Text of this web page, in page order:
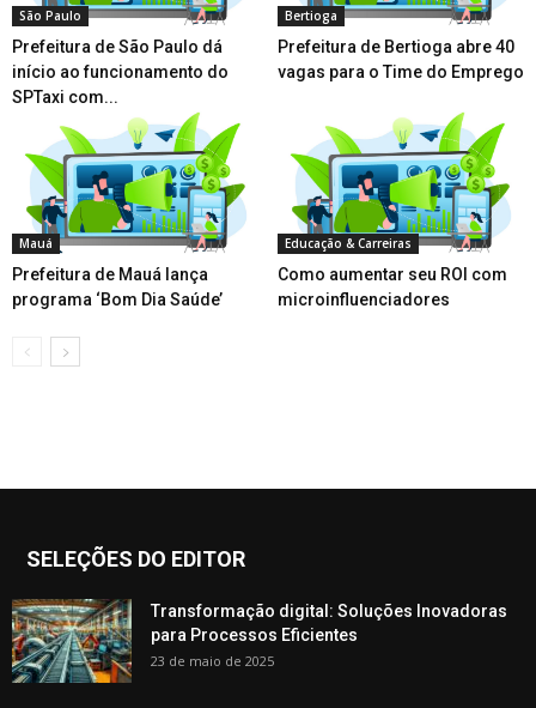
São Paulo
Prefeitura de São Paulo dá
início ao funcionamento do
SPTaxi com...
Bertioga
Prefeitura de Bertioga abre 40
vagas para o Time do Emprego
Mauá
Prefeitura de Mauá lança
programa ‘Bom Dia Saúde’
Educação & Carreiras
Como aumentar seu ROI com
microinfluenciadores
SELEÇÕES DO EDITOR
Transformação digital: Soluções Inovadoras
para Processos Eficientes
23 de maio de 2025